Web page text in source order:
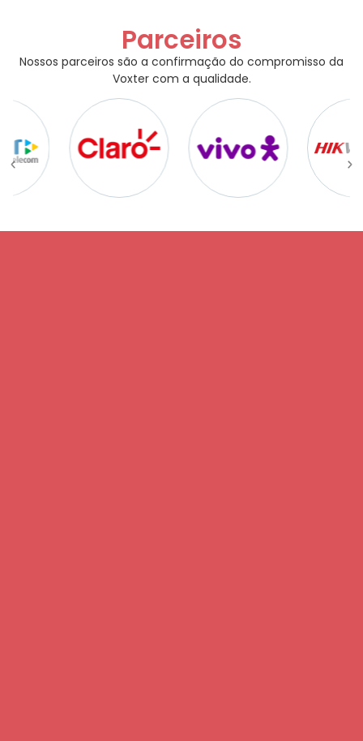
Parceiros
Nossos parceiros são a confirmação do compromisso da
Voxter com a qualidade.